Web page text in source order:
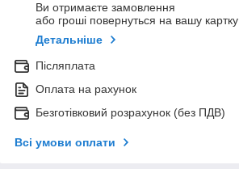
Ви отримаєте замовлення
або гроші повернуться на вашу картку
Детальніше
Післяплата
Оплата на рахунок
Безготівковий розрахунок (без ПДВ)
Всі умови оплати